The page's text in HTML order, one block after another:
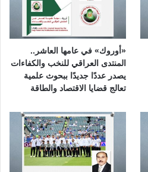
«أوروك» في عامها العاشر..
المنتدى العراقي للنخب والكفاءات
يصدر عددًا جديدًا ببحوث علمية
تعالج قضايا الاقتصاد والطاقة